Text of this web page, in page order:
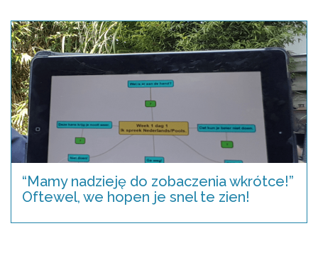
“Mamy nadzieję do zobaczenia wkrótce!”
Oftewel, we hopen je snel te zien!